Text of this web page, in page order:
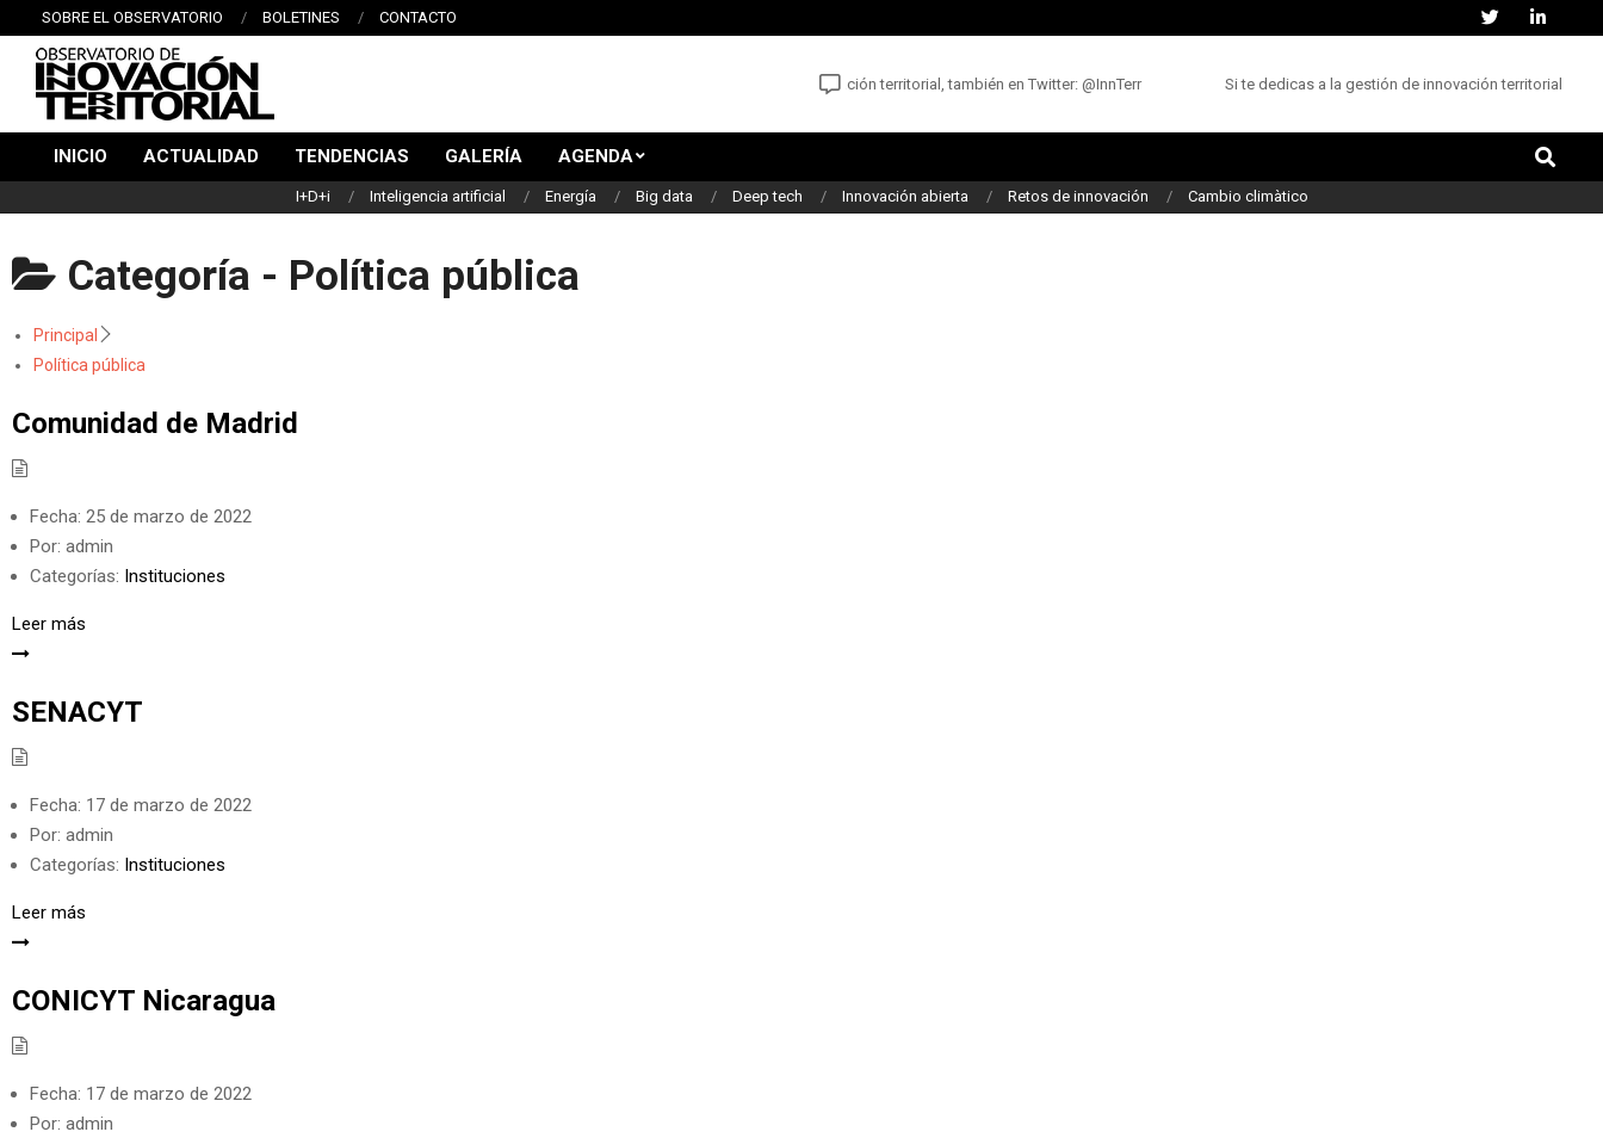
Saltar
al
contenido
SOBRE EL OBSERVATORIO BOLETINES CONTACTO
OBSERVATORIO
DE
INNOVACIÓN
TERRITORIAL
Las noticias y oportunidades para la innovación territorial, también en Twitter: @InnTerr Si te dedicas a la gestión de innovación territorial, ¿cómo
Menú
principal
INICIO ACTUALIDAD TENDENCIAS GALERÍA AGENDA Buscar
I+D+i Inteligencia artificial Energía Big data Deep tech Innovación abierta Retos de innovación Cambio climàtico
Categoría - Política pública
Principal
Política pública
Comunidad de Madrid
Fecha: 25 de marzo de 2022
Por: admin
Categorías: Instituciones
Leer más
SENACYT
Fecha: 17 de marzo de 2022
Por: admin
Categorías: Instituciones
Leer más
CONICYT Nicaragua
Fecha: 17 de marzo de 2022
Por: admin